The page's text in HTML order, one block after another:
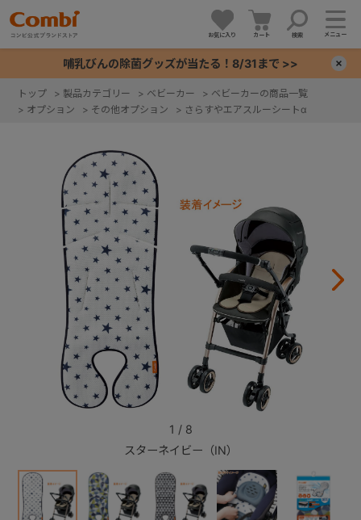
お気に入り カート 検索 メニュー
哺乳びんの除菌グッズが当たる！8/31まで >>
トップ > 製品カテゴリー > ベビーカー > ベビーカーの商品一覧
> オプション > その他オプション > さらすやエアスルーシートα
スターネイビー（IN）
1 / 8